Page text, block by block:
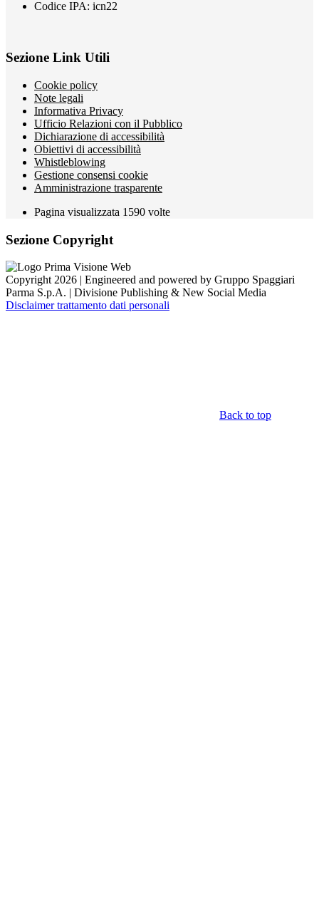
Codice IPA: icn22
Sezione Link Utili
Cookie policy
Note legali
Informativa Privacy
Ufficio Relazioni con il Pubblico
Dichiarazione di accessibilità
Obiettivi di accessibilità
Whistleblowing
Gestione consensi cookie
Amministrazione trasparente
Pagina visualizzata 1590 volte
Sezione Copyright
Copyright 2026 | Engineered and powered by Gruppo Spaggiari
Parma S.p.A. | Divisione Publishing & New Social Media
Disclaimer trattamento dati personali
Back to top